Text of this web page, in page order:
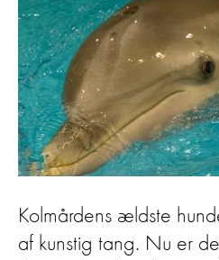
Kolmårdens ældste
af kunstig tang. Nu er